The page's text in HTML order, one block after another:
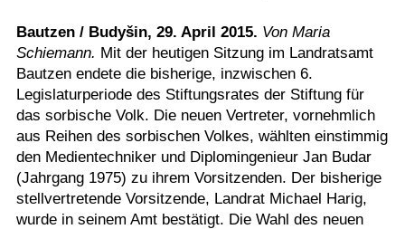
Wirtschaft
Service
Verkehr
Gesundheit
Kultur
Sport
Bautzen / Budyšin, 29. April 2015. Von Maria
Schiemann. Mit der heutigen Sitzung im Landratsamt
Bautzen endete die bisherige, inzwischen 6.
Legislaturperiode des Stiftungsrates der Stiftung für
das sorbische Volk. Die neuen Vertreter, vornehmlich
aus Reihen des sorbischen Volkes, wählten einstimmig
den Medientechniker und Diplomingenieur Jan Budar
(Jahrgang 1975) zu ihrem Vorsitzenden. Der bisherige
stellvertretende Vorsitzende, Landrat Michael Harig,
wurde in seinem Amt bestätigt. Die Wahl des neuen